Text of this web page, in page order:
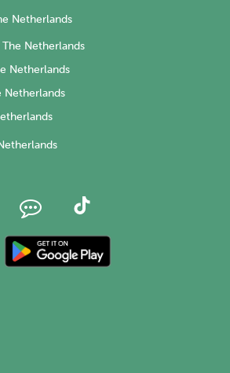
Netherlands
Netherlands
Netherlands
Netherlands